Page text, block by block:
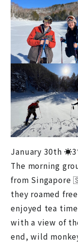
January 30th
The morning
from Singapore
they roamed
enjoyed tea
with a view of
end, wild